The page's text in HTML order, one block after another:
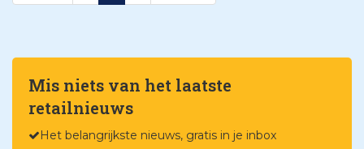
Mis niets van het laatste
retailnieuws
Het belangrijkste nieuws, gratis in je inbox